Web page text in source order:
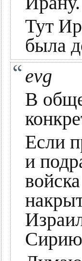
Тут
была
evg
В
Если
и
Сирию